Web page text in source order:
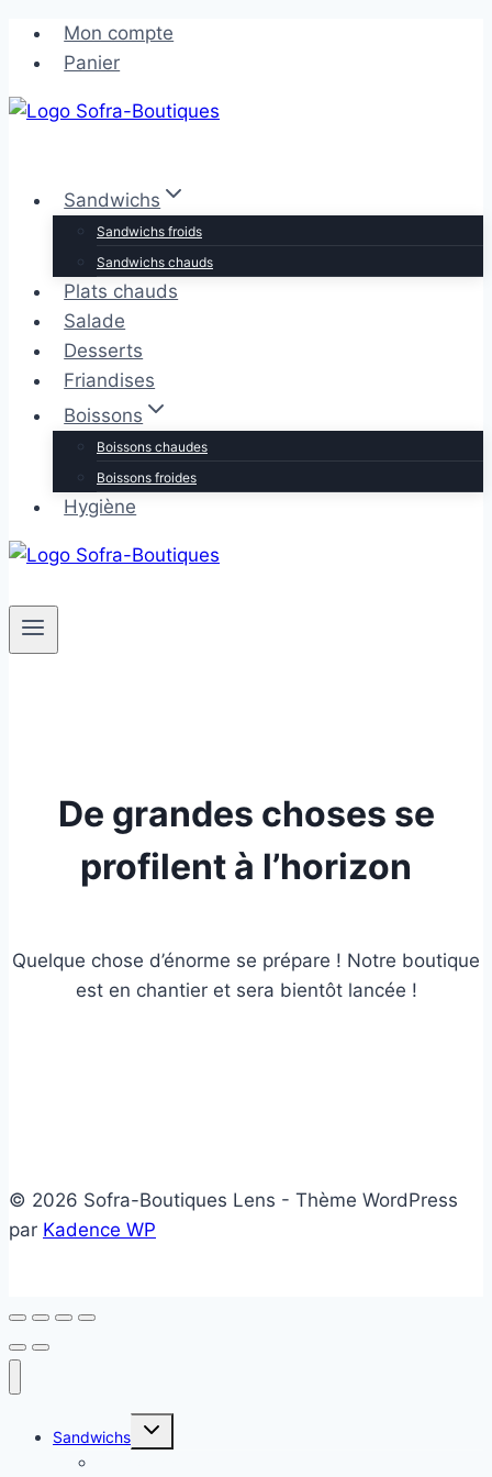
Aller
contenu
Aller
contenu
Mon compte
Panier
Sandwichs
Sandwichs froids
Sandwichs chauds
Plats chauds
Salade
Desserts
Friandises
Boissons
Boissons chaudes
Boissons froides
Hygiène
De grandes choses se
profilent à l’horizon
Quelque chose d’énorme se prépare ! Notre boutique
est en chantier et sera bientôt lancée !
© 2026 Sofra-Boutiques Lens - Thème WordPress
par Kadence WP
Sandwichs
Ouvrir/fermer